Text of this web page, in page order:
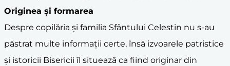
Originea și formarea
Despre copilăria și familia Sfântului Celestin nu s-au
păstrat multe informații certe, însă izvoarele patristice
și istoricii Bisericii îl situează ca fiind originar din